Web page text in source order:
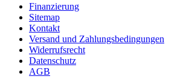
Finanzierung
Sitemap
Kontakt
Versand und Zahlungsbedingungen
Widerrufsrecht
Datenschutz
AGB